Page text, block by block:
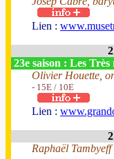
Lien :
23e saison : Les
Olivier Houette,
- 15E / 10E
Lien :
Raphaël